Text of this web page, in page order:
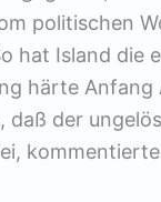
politischen
hat Island die
härte Anfang
daß der